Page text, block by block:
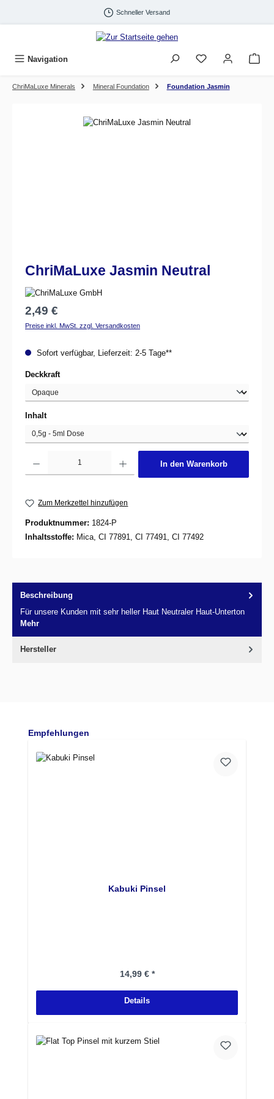
Schneller Versand
Navigation
ChriMaLuxe Minerals Mineral Foundation Foundation Jasmin
Bildergalerie überspringen
ChriMaLuxe Jasmin Neutral
Regulärer Preis:
2,49 €
Preise inkl. MwSt. zzgl. Versandkosten
Sofort verfügbar, Lieferzeit: 2-5 Tage**
Deckkraftauswählen
Inhaltauswählen
In den Warenkorb
Zum Merkzettel hinzufügen
Produktnummer: 1824-P
Inhaltsstoffe: Mica, CI 77891, CI 77491, CI 77492
Beschreibung
Für unsere Kunden mit sehr heller Haut Neutraler Haut-Unterton
Mehr
Hersteller
Produktgalerie überspringen
Empfehlungen
Kabuki Pinsel
Regulärer Preis:
14,99 € *
Details